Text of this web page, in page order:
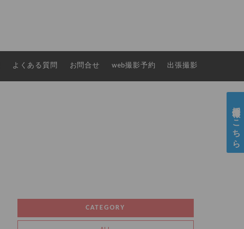
よくある質問 お問合せ web撮影予約 出張撮影
CATEGORY
採用情報はこちら